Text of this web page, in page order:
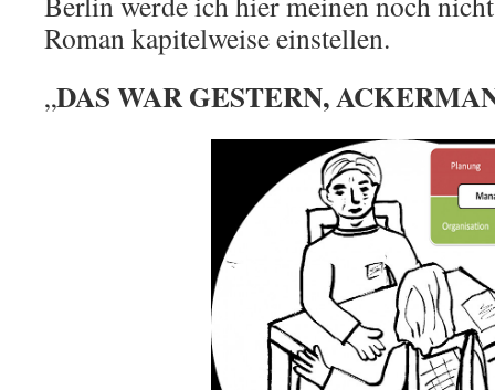
Roman kapitelweise einstellen.
„DAS WAR GESTERN,